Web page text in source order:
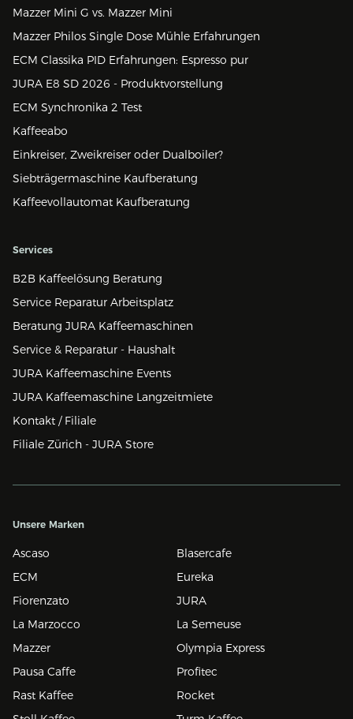
Mazzer Mini G vs. Mazzer Mini
Mazzer Philos Single Dose Mühle Erfahrungen
ECM Classika PID Erfahrungen: Espresso pur
JURA E8 SD 2026 - Produktvorstellung
ECM Synchronika 2 Test
Kaffeeabo
Einkreiser, Zweikreiser oder Dualboiler?
Siebträgermaschine Kaufberatung
Kaffeevollautomat Kaufberatung
Services
B2B Kaffeelösung Beratung
Service Reparatur Arbeitsplatz
Beratung JURA Kaffeemaschinen
Service & Reparatur - Haushalt
JURA Kaffeemaschine Events
JURA Kaffeemaschine Langzeitmiete
Kontakt / Filiale
Filiale Zürich - JURA Store
Unsere Marken
Ascaso
Blasercafe
ECM
Eureka
Fiorenzato
JURA
La Marzocco
La Semeuse
Mazzer
Olympia Express
Pausa Caffe
Profitec
Rast Kaffee
Rocket